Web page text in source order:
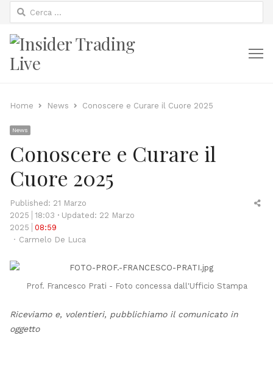
Ricerca
per:
Home News Conoscere e Curare il Cuore 2025
News
Conoscere e Curare il
Cuore 2025
Published: 21 Marzo
2025
18:03
Updated: 22 Marzo
2025
08:59
Author
Carmelo De Luca
Prof. Francesco Prati - Foto concessa dall'Ufficio Stampa
Riceviamo e, volentieri, pubblichiamo il comunicato in
oggetto